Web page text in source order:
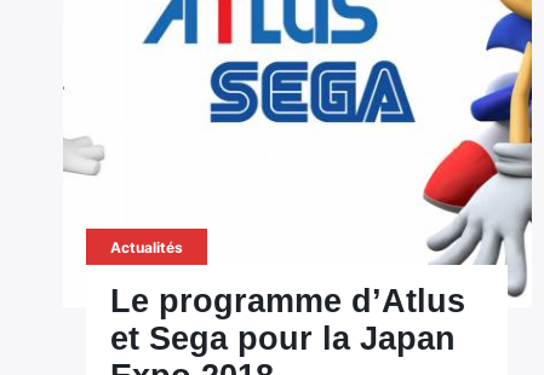
Actualités
Le programme d’Atlus
et Sega pour la Japan